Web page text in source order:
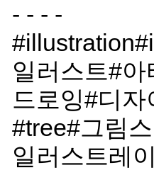
- - - -
일러스트#아
드로잉#디자
#tree#그림
일러스트레